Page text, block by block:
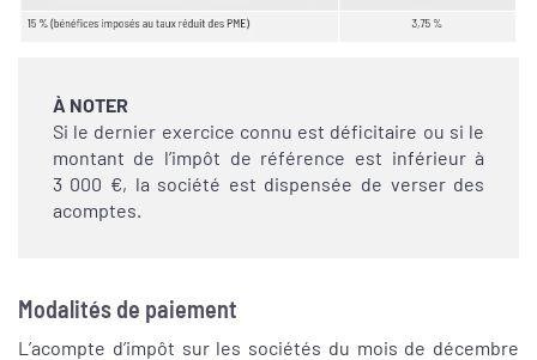
À NOTER
Si le dernier exercice connu est déficitaire ou si le
montant de l’impôt de référence est inférieur à
3 000 €, la société est dispensée de verser des
acomptes.
Modalités de paiement
L’acompte d’impôt sur les sociétés du mois de décembre